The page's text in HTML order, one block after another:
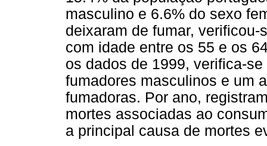
masculino e 6.6% do sexo
deixaram de fumar,
com idade entre os 55 e os
os dados de 1999, verifica-
fumadores masculinos e um
fumadoras. Por ano,
mortes associadas ao
a principal causa de mortes